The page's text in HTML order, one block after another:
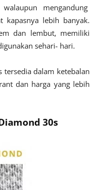
mengandung
kapasnya lebih banyak.
dan lembut, memiliki
sehari- hari.
tersedia dalam ketebalan
dan harga yang lebih
30s